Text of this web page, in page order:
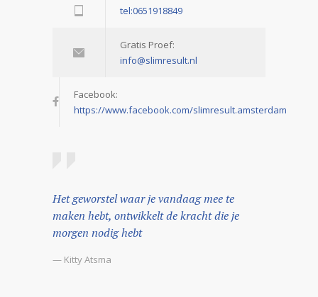
tel:0651918849
Gratis Proef:
info@slimresult.nl
Facebook:
https://www.facebook.com/slimresult.amsterdam
Het geworstel waar je vandaag mee te
maken hebt, ontwikkelt de kracht die je
morgen nodig hebt
— Kitty Atsma